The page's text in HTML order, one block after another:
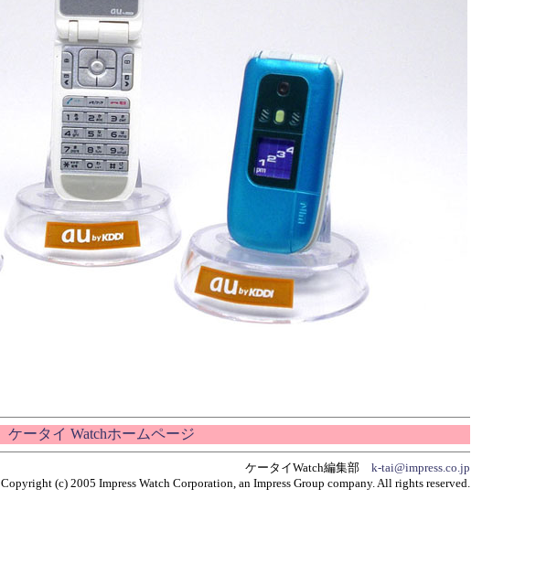
ケータイ Watchホームページ
ケータイWatch編集部 k-tai@impress.co.jp
Copyright (c) 2005 Impress Watch Corporation, an Impress Group company. All rights reserved.